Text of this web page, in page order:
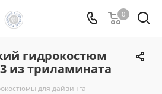
0
гидрокостюм
из триламината
для дайвинга